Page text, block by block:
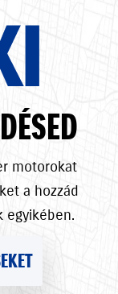
motorokat
a hozzád
egyikében.